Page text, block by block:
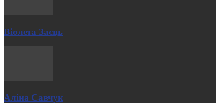
Віолета Заєць
Аліна Савчук